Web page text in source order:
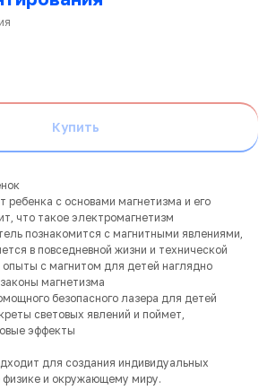
Купить
ребенка с основами магнетизма и его
что такое электромагнетизм
познакомится с магнитными явлениями,
в повседневной жизни и технической
опыты с магнитом для детей наглядно
магнетизма
безопасного лазера для детей
световых явлений и поймет,
эффекты
для создания индивидуальных
физике и окружающему миру.